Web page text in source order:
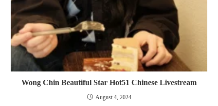
Wong Chin Beautiful Star Hot51 Chinese Livestream
August 4, 2024